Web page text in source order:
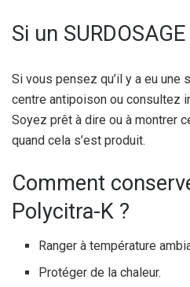
Si un
Si vous pensez qu’il y a eu une
centre antipoison ou consultez
Soyez prêt à dire ou à montrer
quand cela s’est produit.
Comment
Polycitra-K ?
Ranger à température
Protéger de la chaleur.